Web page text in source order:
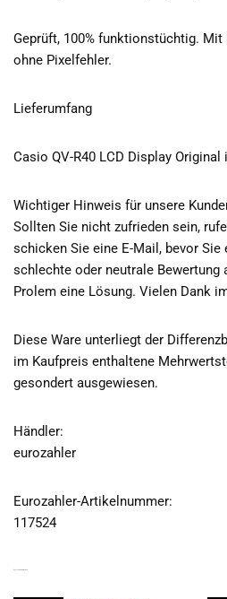
Geprüft, 100% funktionstüchtig. Mit
ohne Pixelfehler.
Lieferumfang
Casio QV-R40 LCD Display Original
Wichtiger Hinweis für unsere
Sollten Sie nicht zufrieden sein,
schicken Sie eine E-Mail, bevor Sie
schlechte oder neutrale Bewertung
Prolem eine Lösung. Vielen Dank
Diese Ware unterliegt der
im Kaufpreis enthaltene
gesondert ausgewiesen.
Händler:
eurozahler
Eurozahler-Artikelnummer:
117524